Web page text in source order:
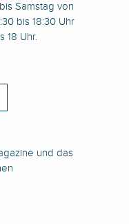
Samstag von
bis 18:30 Uhr
18 Uhr.
und das